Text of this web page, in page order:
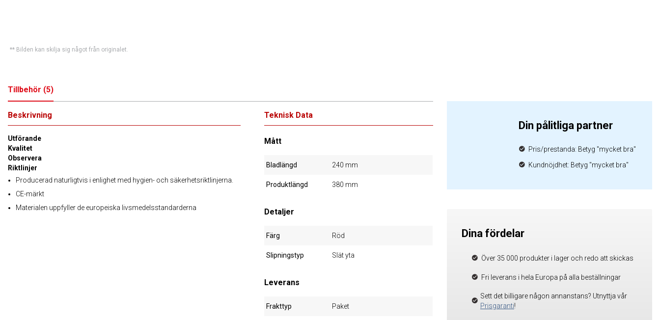
** Bilden kan skilja sig något från originalet.
Tillbehör (5)
Beskrivning
Utförande
Kvalitet
Observera
Riktlinjer
Producerad naturligtvis i enlighet med hygien- och säkerhetsriktlinjerna.
CE-märkt
Materialen uppfyller de europeiska livsmedelsstandarderna
Teknisk Data
Mått
Bladlängd 240 mm
Produktlängd 380 mm
Detaljer
Färg Röd
Slipningstyp Slät yta
Leverans
Frakttyp Paket
Din pålitliga partner
Pris/prestanda: Betyg "mycket bra"
Kundnöjdhet: Betyg "mycket bra"
Dina fördelar
Över 35 000 produkter i lager och redo att skickas
Fri leverans i hela Europa på alla beställningar
Sett det billigare någon annanstans? Utnyttja vår
Prisgaranti!